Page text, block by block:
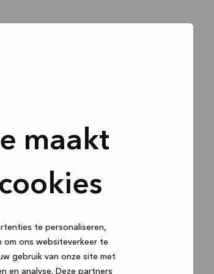
maakt
te personaliseren,
om ons websiteverkeer te
gebruik van onze site met
en analyse. Deze partners